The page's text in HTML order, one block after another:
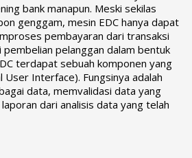
bank manapun. Meski sekilas
genggam, mesin EDC hanya dapat
pembayaran dari transaksi
pelanggan dalam bentuk
terdapat sebuah komponen yang
User Interface). Fungsinya adalah
data, memvalidasi data yang
dari analisis data yang telah